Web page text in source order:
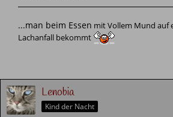
...man beim Essen mit Vollem Mund auf
Lachanfall bekommt
Lenobia
Kind der Nacht